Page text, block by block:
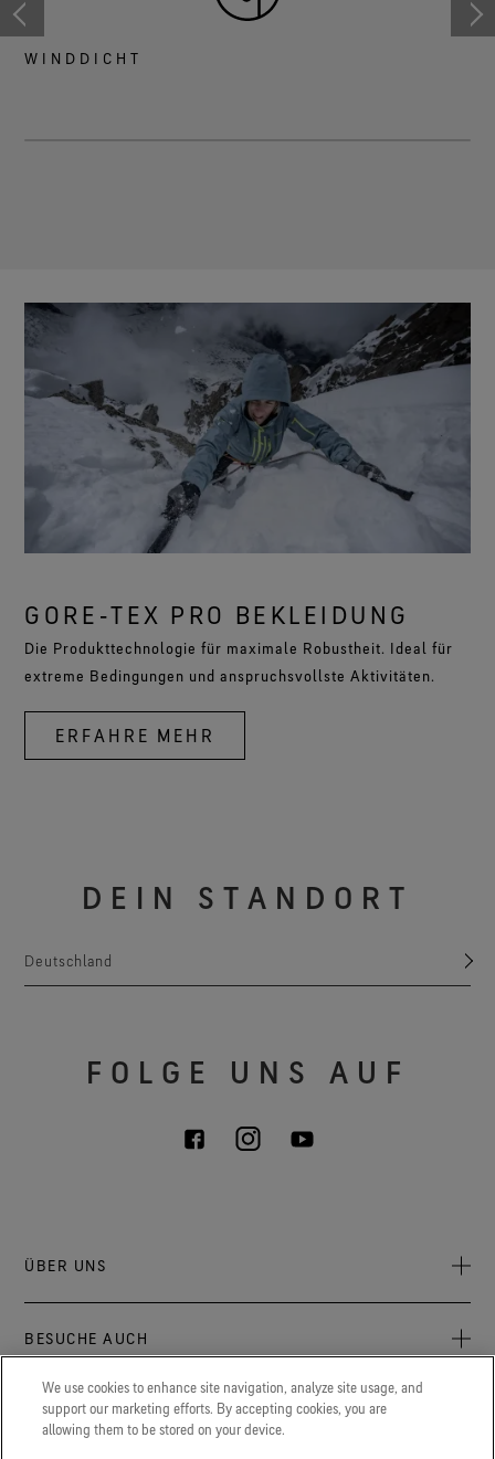
WINDDICHT
GORE‑TEX PRO BEKLEIDUNG
Die Produkttechnologie für maximale Robustheit. Ideal für
extreme Bedingungen und anspruchsvollste Aktivitäten.
ERFAHRE MEHR
DEIN STANDORT
Deutschland
BESUCHE AUCH
Press Newsroom
Aktuelles zu GORE‑TEX® Produkten, Events und Erlebnissen.
FOLGE UNS AUF
ÜBER UNS
Verantwortung
Archive: PFC Goal
Karriere
LEGAL
We use cookies to enhance site navigation, analyze site usage, and
support our marketing efforts. By accepting cookies, you are
allowing them to be stored on your device.